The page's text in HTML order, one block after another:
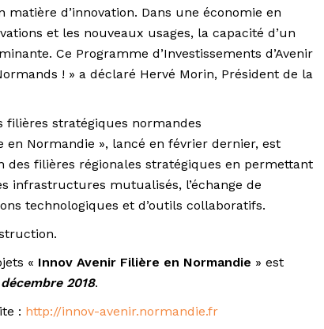
d’innovation. Dans une économie en
et les nouveaux usages, la capacité d’un
Ce Programme d’Investissements d’Avenir
! » a déclaré Hervé Morin, Président de la
filières stratégiques normandes
en Normandie », lancé en février dernier, est
filières régionales stratégiques en permettant
infrastructures mutualisés, l’échange de
technologiques et d’outils collaboratifs.
« Innov Avenir Filière en Normandie » est
2018.
: http://innov-avenir.normandie.fr